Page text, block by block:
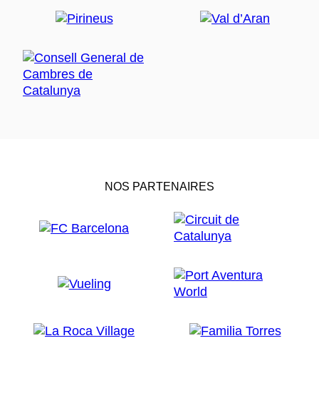
NOS PARTENAIRES